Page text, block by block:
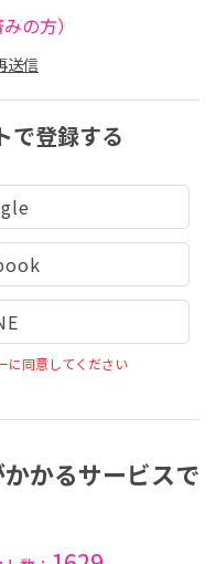
の方）
送信
で登録する
に同意してください
かるサービスで